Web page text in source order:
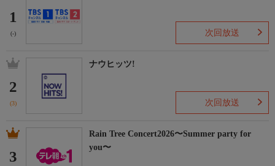
1
(-) 次回放送
2
(3)
ナウヒッツ!
次回放送
3
Rain Tree Concert2026〜Summer party for
you〜